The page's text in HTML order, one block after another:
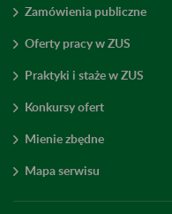
Zamówienia publiczne
Oferty pracy w ZUS
Praktyki i staże w ZUS
Konkursy ofert
Mienie zbędne
Mapa serwisu